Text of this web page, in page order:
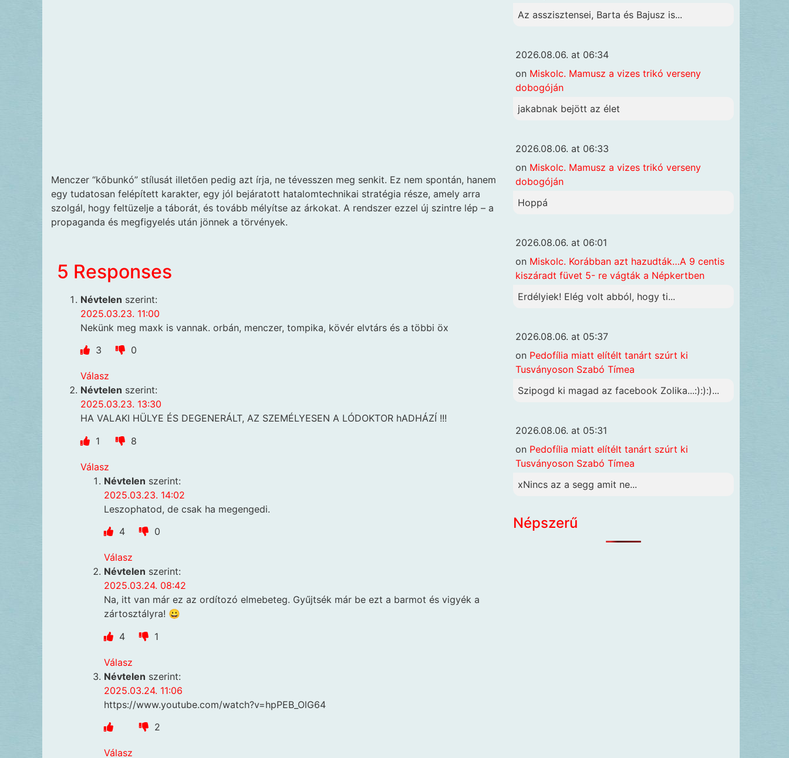
Menczer “kőbunkó” stílusát illetően pedig azt írja, ne tévesszen meg senkit. Ez nem spontán, hanem
egy tudatosan felépített karakter, egy jól bejáratott hatalomtechnikai stratégia része, amely arra
szolgál, hogy feltüzelje a táborát, és tovább mélyítse az árkokat. A rendszer ezzel új szintre lép – a
propaganda és megfigyelés után jönnek a törvények.
5 Responses
Névtelen szerint:
2025.03.23. 11:00
Nekünk meg maxk is vannak. orbán, menczer, tompika, kövér elvtárs és a többi öx
3
0
Válasz
Névtelen szerint:
2025.03.23. 13:30
HA VALAKI HÜLYE ÉS DEGENERÁLT, AZ SZEMÉLYESEN A LÓDOKTOR hADHÁZÍ !!!
1
8
Válasz
Névtelen szerint:
2025.03.23. 14:02
Leszophatod, de csak ha megengedi.
4
0
Válasz
Névtelen szerint:
2025.03.24. 08:42
Na, itt van már ez az ordítozó elmebeteg. Gyűjtsék már be ezt a barmot és vigyék a
zártosztályra! 😀
4
1
Válasz
Névtelen szerint:
2025.03.24. 11:06
https://www.youtube.com/watch?v=hpPEB_OlG64
2
Válasz
Az asszisztensei, Barta és Bajusz is...
2026.08.06. at 06:34
on Miskolc. Mamusz a vizes trikó verseny
dobogóján
jakabnak bejött az élet
2026.08.06. at 06:33
on Miskolc. Mamusz a vizes trikó verseny
dobogóján
Hoppá
2026.08.06. at 06:01
on Miskolc. Korábban azt hazudták…A 9 centis
kiszáradt füvet 5- re vágták a Népkertben
Erdélyiek! Elég volt abból, hogy ti...
2026.08.06. at 05:37
on Pedofília miatt elítélt tanárt szúrt ki
Tusványoson Szabó Tímea
Szipogd ki magad az facebook Zolika...:):):)...
2026.08.06. at 05:31
on Pedofília miatt elítélt tanárt szúrt ki
Tusványoson Szabó Tímea
xNincs az a segg amit ne...
Népszerű